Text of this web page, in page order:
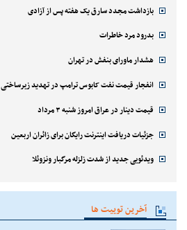
بازداشت مجدد سارق یک هفته پس از آزادی
بدرود مرد خاطرات
هشدار ماورای بنفش در تهران
انفجار قیمت نفت کابوس ترامپ در تهدید زیرساختی
قیمت دینار در عراق امروز شنبه ۳ مرداد
جزئیات دریافت اینترنت رایگان برای زائران اربعین
ویدئویی جدید از شدت زلزله مرگبار ونزوئلا
آخرین توییت ها